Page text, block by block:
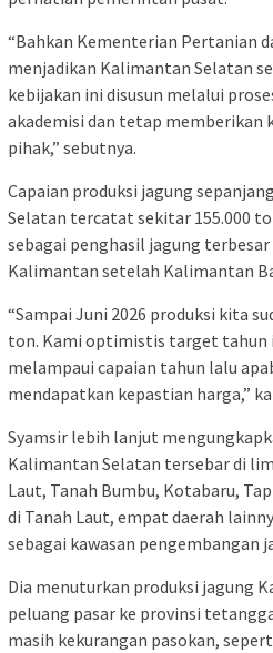
“Bahkan Kementerian Pertanian
menjadikan Kalimantan Selatan
kebijakan ini disusun melalui
akademisi dan tetap memberikan
pihak,” sebutnya.
Capaian produksi jagung
Selatan tercatat sekitar 155.000
sebagai penghasil jagung
Kalimantan setelah Kalimantan
“Sampai Juni 2026 produksi kita
ton. Kami optimistis target tahun
melampaui capaian tahun lalu
mendapatkan kepastian harga,”
Syamsir lebih lanjut
Kalimantan Selatan tersebar di
Laut, Tanah Bumbu, Kotabaru,
di Tanah Laut, empat daerah
sebagai kawasan pengembangan
Dia menuturkan produksi jagung
peluang pasar ke provinsi
masih kekurangan pasokan,